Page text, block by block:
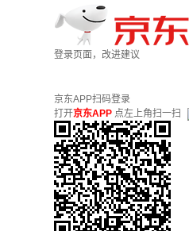
登录页面，改进建议
京东APP扫码登录
打开京东APP 点左上角扫一扫